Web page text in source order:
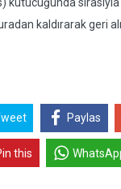
kaldırarak geri
Paylas
this